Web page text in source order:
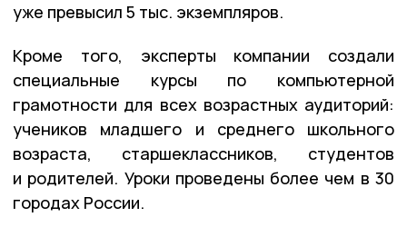
уже превысил 5 тыс. экземпляров.
Кроме того, эксперты компании создали
специальные курсы по компьютерной
грамотности для всех возрастных аудиторий:
учеников младшего и среднего школьного
возраста, старшеклассников, студентов
и родителей. Уроки проведены более чем в 30
городах России.